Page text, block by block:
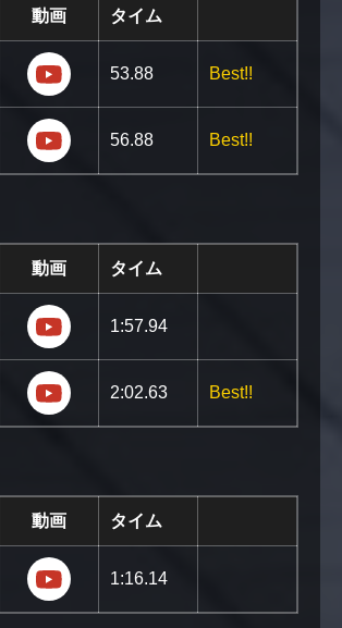
動画 タイム
https://youtu.be/
53.88 Best!!
https://youtu.be/
56.88 Best!!
動画 タイム
https://youtu.be/
1:57.94
https://youtu.be/
2:02.63 Best!!
動画 タイム
https://youtu.be/
1:16.14